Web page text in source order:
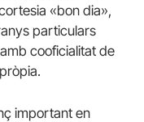
«bon dia»,
particulars
cooficialitat de
important en